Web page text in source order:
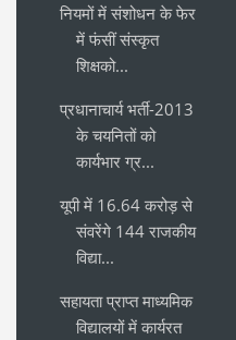
नियमों में संशोधन के फेर
में फंसीं संस्कृत
शिक्षको...
प्रधानाचार्य भर्ती-2013
के चयनितों को
कार्यभार ग्र...
यूपी में 16.64 करोड़ से
संवरेंगे 144 राजकीय
विद्या...
सहायता प्राप्त माध्यमिक
विद्यालयों में कार्यरत